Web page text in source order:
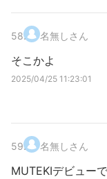
58. 名無しさん
そこかよ
2025/04/25 11:23:01
59. 名無しさん
MUTEKIデビュー